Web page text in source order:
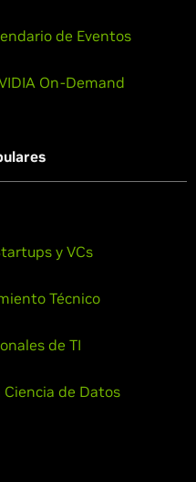
de Eventos
On-Demand
y VCs
Técnico
de TI
Ciencia de Datos